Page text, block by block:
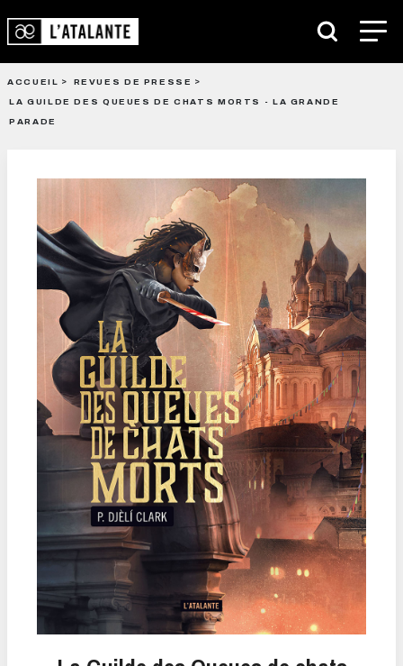
ACCUEIL
REVUES DE PRESSE
LA GUILDE DES QUEUES DE CHATS MORTS - LA GRANDE
PARADE